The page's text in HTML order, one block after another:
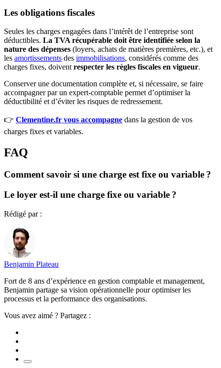
Les obligations fiscales
Seules les charges engagées dans l’intérêt de l’entreprise sont
déductibles. La TVA récupérable doit être identifiée selon la
nature des dépenses (loyers, achats de matières premières, etc.), et
les amortissements des immobilisations, considérés comme des
charges fixes, doivent respecter les règles fiscales en vigueur.
Conserver une documentation complète et, si nécessaire, se faire
accompagner par un expert-comptable permet d’optimiser la
déductibilité et d’éviter les risques de redressement.
👉 Clementine.fr vous accompagne dans la gestion de vos
charges fixes et variables.
FAQ
Comment savoir si une charge est fixe ou variable ?
Le loyer est-il une charge fixe ou variable ?
Rédigé par :
Benjamin Plateau
Fort de 8 ans d’expérience en gestion comptable et management,
Benjamin partage sa vision opérationnelle pour optimiser les
processus et la performance des organisations.
Vous avez aimé ? Partagez :